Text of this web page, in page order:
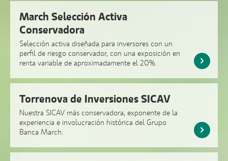
March Selección Activa
Conservadora
Selección activa diseñada para inversores con un
perfil de riesgo conservador, con una exposición en
renta variable de aproximadamente el 20%.
Torrenova de Inversiones SICAV
Nuestra SICAV más conservadora, exponente de la
experiencia e involucración histórica del Grupo
Banca March.